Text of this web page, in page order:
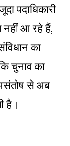
पदाधिकारी
आ रहे हैं,
का
चुनाव का
असंतोष से अब
है।